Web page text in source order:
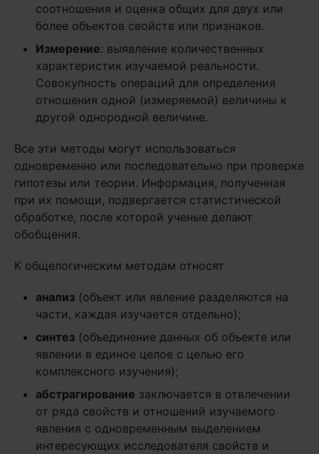
соотношения и оценка общих для двух или
более объектов свойств или признаков.
Измерение: выявление количественных
характеристик изучаемой реальности.
Совокупность операций для определения
отношения одной (измеряемой) величины к
другой однородной величине.
Все эти методы могут использоваться
одновременно или последовательно при проверке
гипотезы или теории. Информация, полученная
при их помощи, подвергается статистической
обработке, после которой ученые делают
обобщения.
К общелогическим методам относят
анализ (объект или явление разделяются на
части, каждая изучается отдельно);
синтез (объединение данных об объекте или
явлении в единое целое с целью его
комплексного изучения);
абстрагирование заключается в отвлечении
от ряда свойств и отношений изучаемого
явления с одновременным выделением
интересующих исследователя свойств и